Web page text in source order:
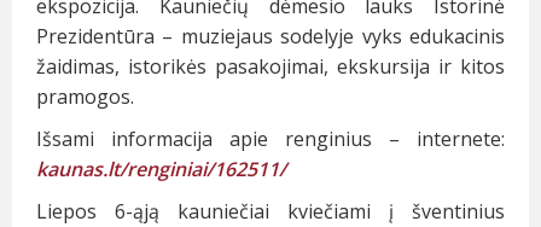
ekspozicija. Kauniečių dėmesio lauks Istorinė
Prezidentūra – muziejaus sodelyje vyks edukacinis
žaidimas, istorikės pasakojimai, ekskursija ir kitos
pramogos.
Išsami informacija apie renginius – internete:
kaunas.lt/renginiai/162511/
Liepos 6-ąją kauniečiai kviečiami į šventinius